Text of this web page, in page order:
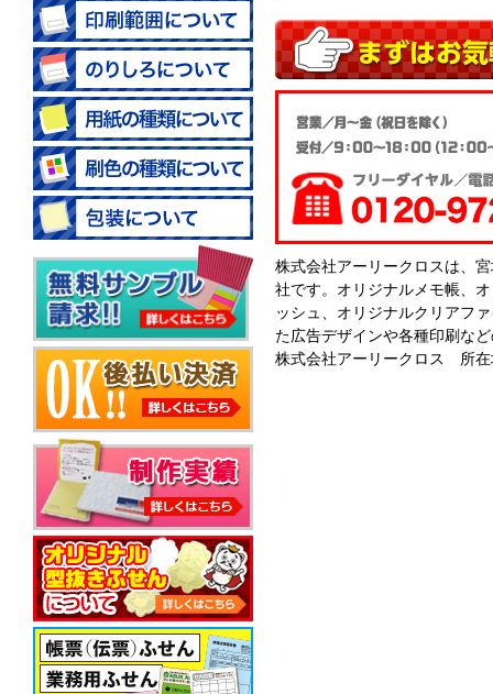
(表紙カバー付タイ
プ)
株式会社アーリークロスは、
社です。オリジナルメモ帳、
ッシュ、オリジナルクリアフ
た広告デザインや各種印刷な
株式会社アーリークロス 所在